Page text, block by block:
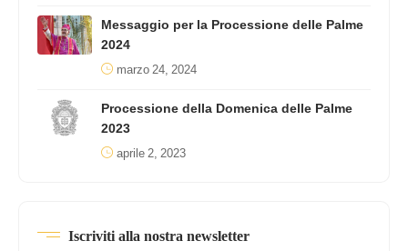
Messaggio per la Processione delle Palme
2024
marzo 24, 2024
Processione della Domenica delle Palme
2023
aprile 2, 2023
Iscriviti alla nostra newsletter